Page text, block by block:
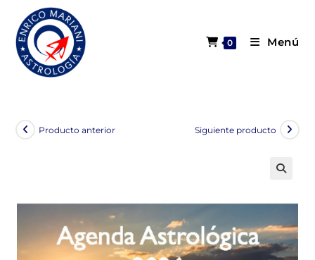
0 Menú
Producto anterior Siguiente producto